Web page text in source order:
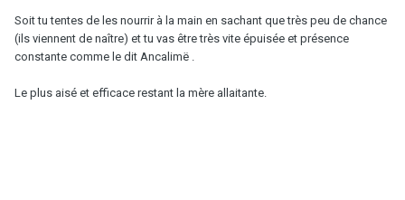
Soit tu tentes de les nourrir à la main en sachant que très peu de chance
(ils viennent de naître) et tu vas être très vite épuisée et présence
constante comme le dit Ancalimë .
Le plus aisé et efficace restant la mère allaitante.